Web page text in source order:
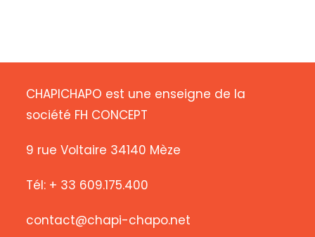
CHAPICHAPO est une enseigne de la
société FH CONCEPT
9 rue Voltaire 34140 Mèze
Tél: + 33 609.175.400
contact@chapi-chapo.net